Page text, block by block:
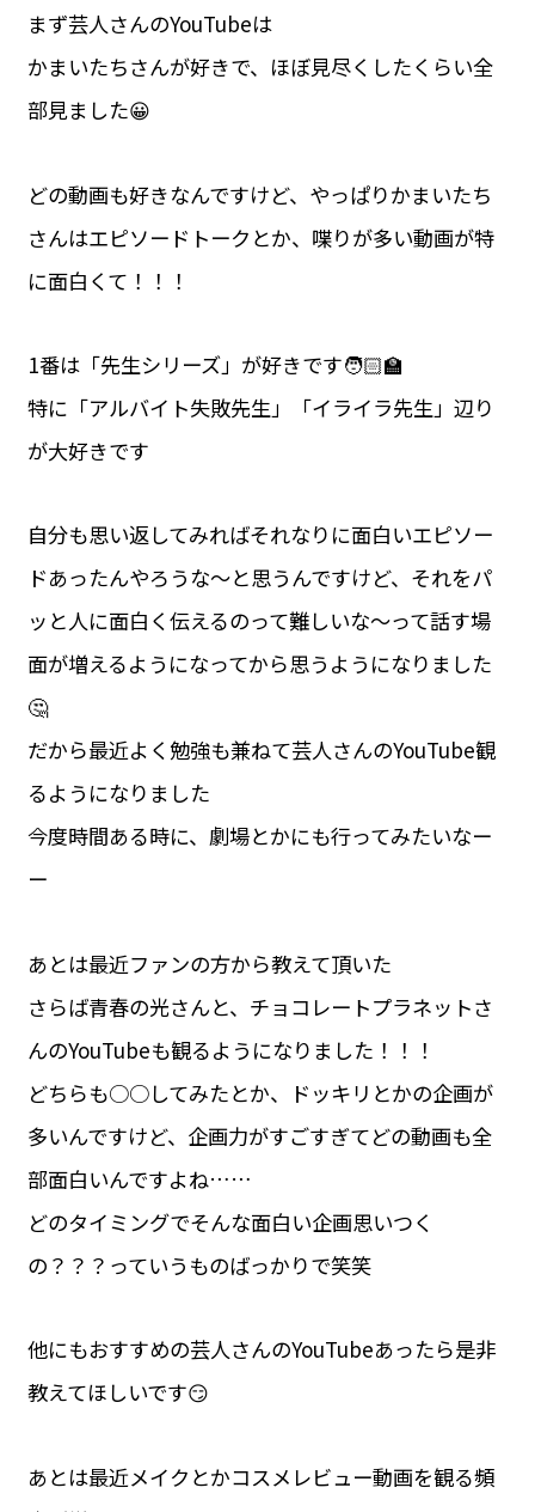
まず芸人さんのYouTubeは
かまいたちさんが好きで、ほぼ見尽くしたくらい全
部見ました😀
どの動画も好きなんですけど、やっぱりかまいたち
さんはエピソードトークとか、喋りが多い動画が特
に面白くて！！！
1番は「先生シリーズ」が好きです🧑🏻‍🏫
特に「アルバイト失敗先生」「イライラ先生」辺り
が大好きです
自分も思い返してみればそれなりに面白いエピソー
ドあったんやろうな〜と思うんですけど、それをパ
ッと人に面白く伝えるのって難しいな〜って話す場
面が増えるようになってから思うようになりました
🤔
だから最近よく勉強も兼ねて芸人さんのYouTube観
るようになりました
今度時間ある時に、劇場とかにも行ってみたいなー
ー
あとは最近ファンの方から教えて頂いた
さらば青春の光さんと、チョコレートプラネットさ
んのYouTubeも観るようになりました！！！
どちらも○○してみたとか、ドッキリとかの企画が
多いんですけど、企画力がすごすぎてどの動画も全
部面白いんですよね……
どのタイミングでそんな面白い企画思いつく
の？？？っていうものばっかりで笑笑
他にもおすすめの芸人さんのYouTubeあったら是非
教えてほしいです😏
あとは最近メイクとかコスメレビュー動画を観る頻